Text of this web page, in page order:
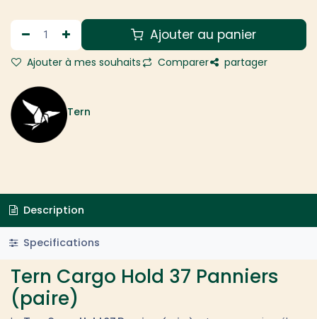
Ajouter au panier
Ajouter à mes souhaits Comparer partager
Tern
Description
Specifications
Tern Cargo Hold 37 Panniers
(paire)